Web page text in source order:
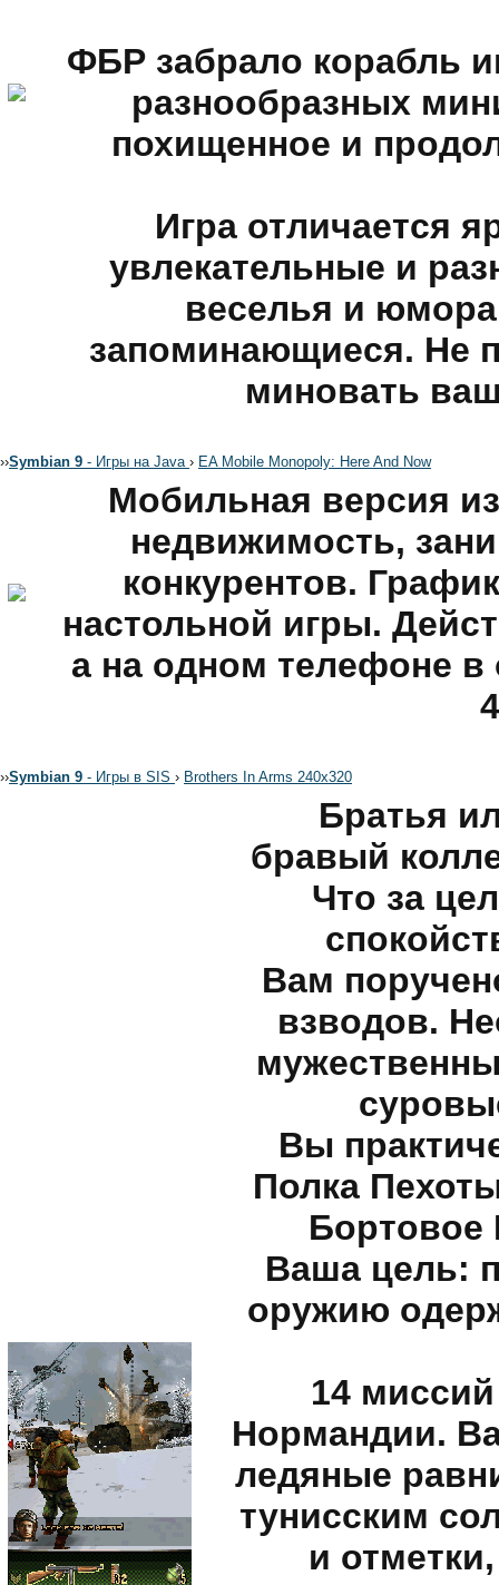
ФБР забрало корабль
разнообразных
похищенное и
Игра отличается
увлекательные и
веселья и
запоминающиеся. Не
миновать
››Symbian 9 - Игры на Java › EA Mobile Monopoly: Here And Now
Мобильная версия
недвижимость,
конкурентов.
настольной игры.
а на одном телефоне в
››Symbian 9 - Игры в SIS › Brothers In Arms 240х320
Братья
бравый
Что за
Вам
взводов.
Вы
Полка
Ваша цель:
оружию
14
Нормандии.
ледяные
тунисским
и